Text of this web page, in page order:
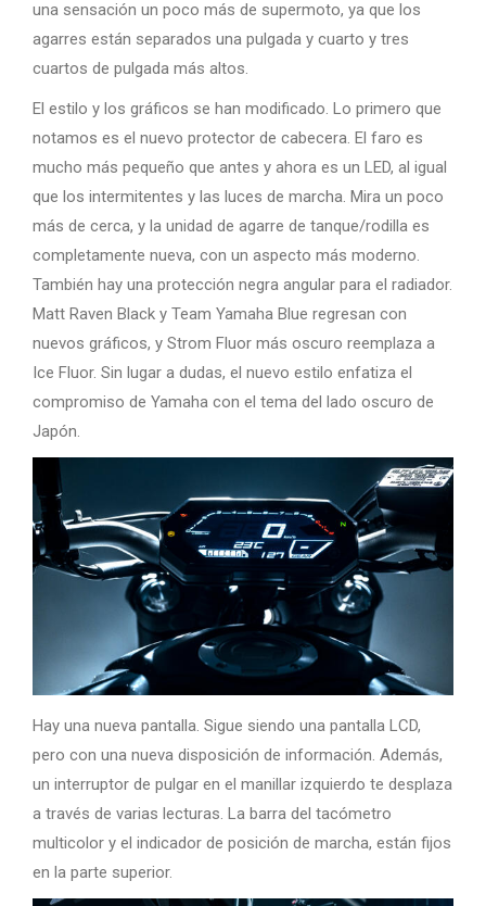
una sensación un poco más de supermoto, ya que los
agarres están separados una pulgada y cuarto y tres
cuartos de pulgada más altos.
El estilo y los gráficos se han modificado. Lo primero que
notamos es el nuevo protector de cabecera. El faro es
mucho más pequeño que antes y ahora es un LED, al igual
que los intermitentes y las luces de marcha. Mira un poco
más de cerca, y la unidad de agarre de tanque/rodilla es
completamente nueva, con un aspecto más moderno.
También hay una protección negra angular para el radiador.
Matt Raven Black y Team Yamaha Blue regresan con
nuevos gráficos, y Strom Fluor más oscuro reemplaza a
Ice Fluor. Sin lugar a dudas, el nuevo estilo enfatiza el
compromiso de Yamaha con el tema del lado oscuro de
Japón.
Hay una nueva pantalla. Sigue siendo una pantalla LCD,
pero con una nueva disposición de información. Además,
un interruptor de pulgar en el manillar izquierdo te desplaza
a través de varias lecturas. La barra del tacómetro
multicolor y el indicador de posición de marcha, están fijos
en la parte superior.